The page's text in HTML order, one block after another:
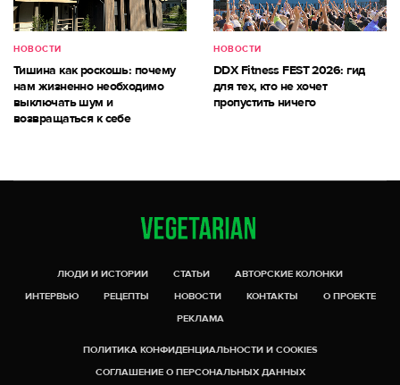
НОВОСТИ
Тишина как роскошь: почему
нам жизненно необходимо
выключать шум и
возвращаться к себе
НОВОСТИ
DDX Fitness FEST 2026: гид
для тех, кто не хочет
пропустить ничего
ЛЮДИ И ИСТОРИИ СТАТЬИ
АВТОРСКИЕ КОЛОНКИ
ИНТЕРВЬЮ
РЕЦЕПТЫ НОВОСТИ КОНТАКТЫ
О ПРОЕКТЕ
РЕКЛАМА
ПОЛИТИКА КОНФИДЕНЦИАЛЬНОСТИ И COOKIES
СОГЛАШЕНИЕ О ПЕРСОНАЛЬНЫХ ДАННЫХ